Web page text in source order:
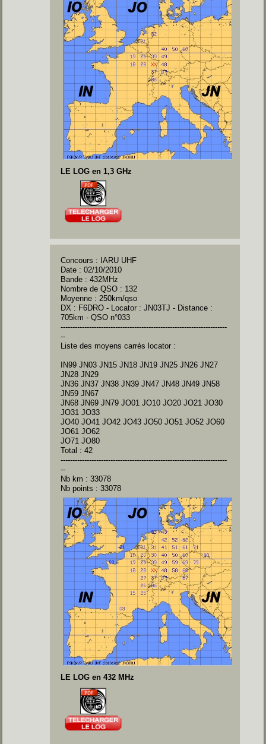
LE LOG en 1,3 GHz
Concours : IARU UHF
Date : 02/10/2010
Bande : 432MHz
Nombre de QSO : 132
Moyenne : 250km/qso
DX : F6DRO - Locator : JN03TJ - Distance :
705km - QSO n°033
----------------------------------------------------------------------
--
Liste des moyens carrés locator :
IN99 JN03 JN15 JN18 JN19 JN25 JN26 JN27
JN28 JN29
JN36 JN37 JN38 JN39 JN47 JN48 JN49 JN58
JN59 JN67
JN68 JN69 JN79 JO01 JO10 JO20 JO21 JO30
JO31 JO33
JO40 JO41 JO42 JO43 JO50 JO51 JO52 JO60
JO61 JO62
JO71 JO80
Total : 42
----------------------------------------------------------------------
--
Nb km : 33078
Nb points : 33078
LE LOG en 432 MHz